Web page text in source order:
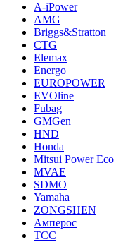
A-iPower
AMG
Briggs&Stratton
CTG
Elemax
Energo
EUROPOWER
EVOline
Fubag
GMGen
HND
Honda
Mitsui Power Eco
MVAE
SDMO
Yamaha
ZONGSHEN
Амперос
ТСС